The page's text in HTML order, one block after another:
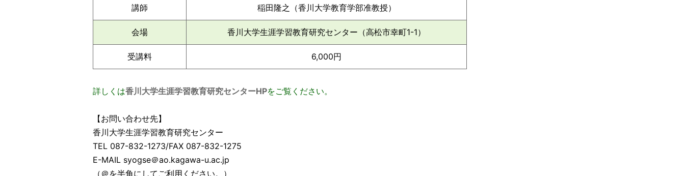
講師 稲田隆之（香川大学教育学部准教授）
会場 香川大学生涯学習教育研究センター（高松市幸町1-1）
受講料 6,000円
詳しくは香川大学生涯学習教育研究センターHPをご覧ください。
【お問い合わせ先】
香川大学生涯学習教育研究センター
TEL 087-832-1273/FAX 087-832-1275
E-MAIL syogse＠ao.kagawa-u.ac.jp
（＠を半角にしてご利用ください。）